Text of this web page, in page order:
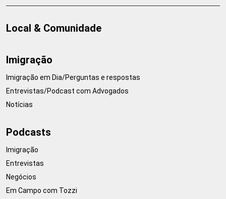
Local & Comunidade
Imigração
Imigração em Dia/Perguntas e respostas
Entrevistas/Podcast com Advogados
Notícias
Podcasts
Imigração
Entrevistas
Negócios
Em Campo com Tozzi